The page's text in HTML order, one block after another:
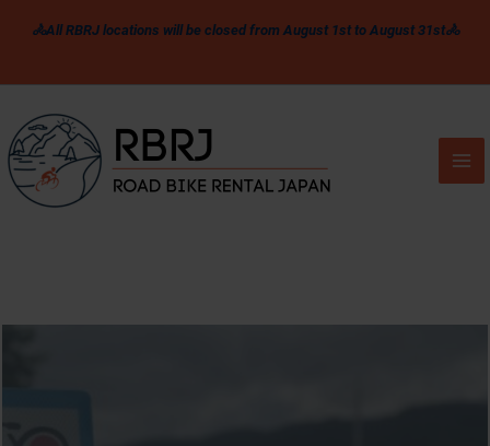
로
너
뛰
🚴All RBRJ locations will be closed from August 1st to August 31st🚴